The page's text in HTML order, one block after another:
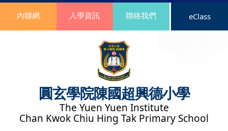
圓玄學院陳國超興德小學
The Yuen Yuen Institute
Chan Kwok Chiu Hing Tak Primary School
內聯網 入學資訊 聯絡我們 eClass